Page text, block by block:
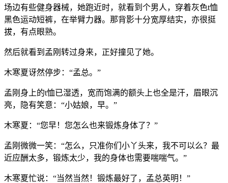
场边有些健身器械，她跑近时，就看到个男人，穿着灰色t恤
黑色运动短裤，在举臂力器。那背影十分宽厚结实，亦很挺
拔，有点眼熟。
然后就看到孟刚转过身来，正好撞见了她。
木寒夏讶然停步：“孟总。”
孟刚身上的t恤已湿透，宽而饱满的额头上也全是汗，眉眼沉
亮，隐有笑意：“小姑娘，早。”
木寒夏：“您早！您怎么也来锻炼身体了？”
孟刚微微一笑：“怎么，只准你们小丫头来，我不可以么？最
近应酬太多，锻炼太少，我的身体也需要喘喘气。”
木寒夏忙说：“当然当然！锻炼最好了，孟总英明！”